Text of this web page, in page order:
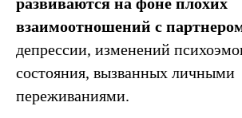
взаимоотношений с
депрессии, изменений
состояния, вызванных личными
переживаниями.